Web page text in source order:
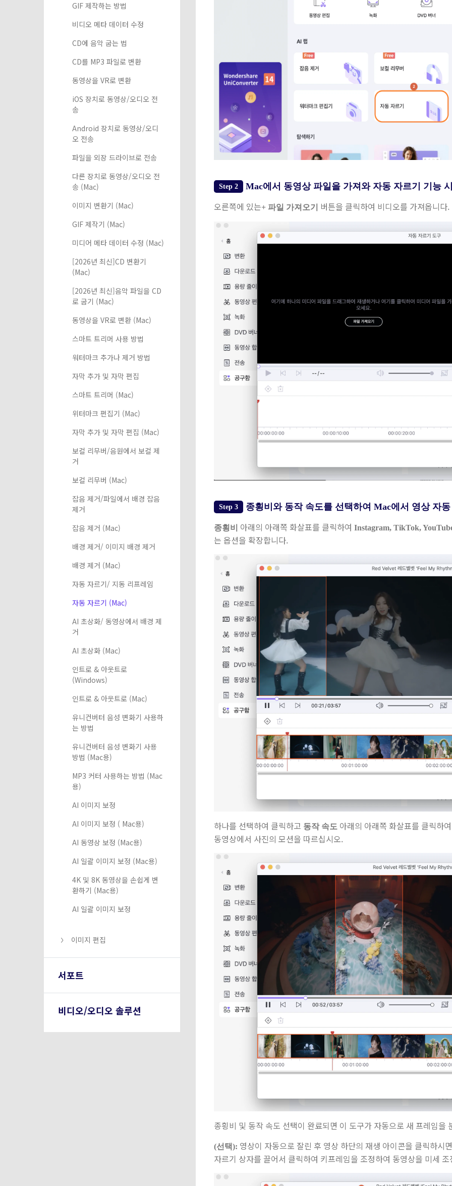
GIF 제작하는 방법
비디오 메타 데이터 수정
CD에 음악 굽는 법
CD를 MP3 파일로 변환
동영상을 VR로 변환
iOS 장치로 동영상/오디오 전
송
Android 장치로 동영상/오디
오 전송
파일을 외장 드라이브로 전송
다른 장치로 동영상/오디오 전
송 (Mac)
이미지 변환기 (Mac)
GIF 제작기 (Mac)
미디어 메타 데이터 수정 (Mac)
[2026년 최신]CD 변환기
(Mac)
[2026년 최신]음악 파일을 CD
로 굽기 (Mac)
동영상을 VR로 변환 (Mac)
스마트 트리머 사용 방법
워터마크 추가나 제거 방법
자막 추가 및 자막 편집
스마트 트리머 (Mac)
위터마크 편집기 (Mac)
자막 추가 및 자막 편집 (Mac)
보컬 리무버/음원에서 보컬 제
거
보컬 리무버 (Mac)
잡음 제거/파일에서 배경 잡음
제거
잡음 제거 (Mac)
배경 제거/ 이미지 배경 제거
배경 제거 (Mac)
자동 자르기/ 지동 리프레임
자동 자르기 (Mac)
AI 초상화/ 동영상에서 배경 제
거
AI 초상화 (Mac)
인트로 & 아웃트로
(Windows)
인트로 & 아웃트로 (Mac)
유니컨버터 음성 변화기 사용하
는 방법
유니컨버터 음성 변화기 사용
방법 (Mac용)
MP3 커터 사용하는 방법 (Mac
용)
AI 이미지 보정
AI 이미지 보정 ( Mac용)
AI 동영상 보정 (Mac용)
AI 일괄 이미지 보정 (Mac용)
4K 및 8K 동영상을 손쉽게 변
환하기 (Mac용)
AI 일괄 이미지 보정
이미지 편집
서포트
비디오/오디오 솔루션
Step 2 Mac에서 동영상 파일을 가져와 자동 자르기 기능
오른쪽에 있는+ 파일 가져오기 버튼을 클릭하여 비디오를 가져옵니다.
Step 3 종횡비와 동작 속도를 선택하여 Mac에서 영상 자
종횡비 아래의 아래쪽 화살표를 클릭하여Instagram, TikTok,
는 옵션을 확장합니다.
하나를 선택하여 클릭하고 동작 속도 아래의 아래쪽 화살표를 클릭하
동영상에서 사진의 모션을 따르십시오.
종횡비 및 동작 속도 선택이 완료되면 이 도구가 자동으로 새 프레임을
(선택): 영상이 자동으로 잘린 후 영상 하단의 재생 아이콘을 클릭하시
자르기 상자를 끌어서 클릭하여 키프레임을 조정하여 동영상을 미세